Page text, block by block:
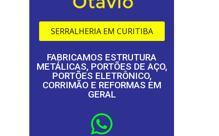
SERRALHERIA EM CURITIBA
FABRICAMOS ESTRUTURA
METÁLICAS, PORTÕES DE AÇO,
PORTÕES ELETRÔNICO,
CORRIMÃO E REFORMAS EM
GERAL